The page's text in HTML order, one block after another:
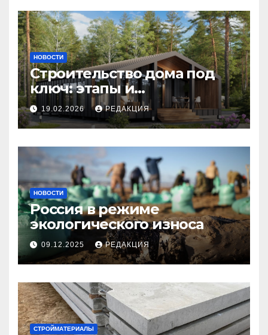
НОВОСТИ
Строительство дома под
ключ: этапы и
планирование бюджета
19.02.2026 РЕДАКЦИЯ
НОВОСТИ
Россия в режиме
экологического износа
09.12.2025 РЕДАКЦИЯ
СТРОЙМАТЕРИАЛЫ